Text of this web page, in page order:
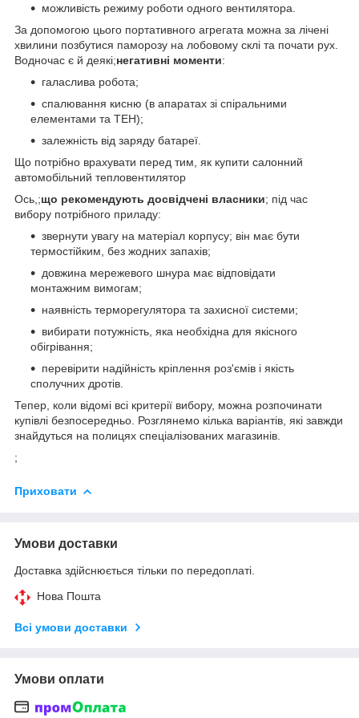
можливість режиму роботи одного вентилятора.
За допомогою цього портативного агрегата можна за лічені
хвилини позбутися паморозу на лобовому склі та почати рух.
Водночас є й деякі;негативні моменти:
галаслива робота;
спалювання кисню (в апаратах зі спіральними
елементами та ТЕН);
залежність від заряду батареї.
Що потрібно врахувати перед тим, як купити салонний
автомобільний тепловентилятор
Ось,;що рекомендують досвідчені власники; під час
вибору потрібного приладу:
звернути увагу на матеріал корпусу; він має бути
термостійким, без жодних запахів;
довжина мережевого шнура має відповідати
монтажним вимогам;
наявність терморегулятора та захисної системи;
вибирати потужність, яка необхідна для якісного
обігрівання;
перевірити надійність кріплення роз'ємів і якість
сполучних дротів.
Тепер, коли відомі всі критерії вибору, можна розпочинати
купівлі безпосередньо. Розглянемо кілька варіантів, які завжди
знайдуться на полицях спеціалізованих магазинів.
;
Приховати
Умови доставки
Доставка здійснюється тільки по передоплаті.
Нова Пошта
Всі умови доставки
Умови оплати